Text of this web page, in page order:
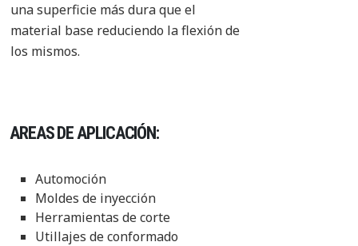
una superficie más dura que el
material base reduciendo la flexión de
los mismos.
AREAS DE APLICACIÓN:
Automoción
Moldes de inyección
Herramientas de corte
Utillajes de conformado